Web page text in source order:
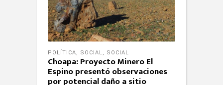
POLÍTICA, SOCIAL, SOCIAL
Choapa: Proyecto Minero El
Espino presentó observaciones
por potencial daño a sitio